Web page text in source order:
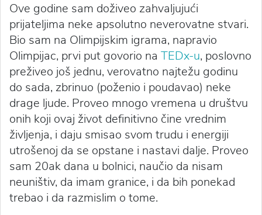
Ove godine sam doživeo zahvaljujući
prijateljima neke apsolutno neverovatne stvari.
Bio sam na Olimpijskim igrama, napravio
Olimpijac, prvi put govorio na TEDx-u, poslovno
preživeo još jednu, verovatno najtežu godinu
do sada, zbrinuo (poženio i poudavao) neke
drage ljude. Proveo mnogo vremena u društvu
onih koji ovaj život definitivno čine vrednim
življenja, i daju smisao svom trudu i energiji
utrošenoj da se opstane i nastavi dalje. Proveo
sam 20ak dana u bolnici, naučio da nisam
neuništiv, da imam granice, i da bih ponekad
trebao i da razmislim o tome.